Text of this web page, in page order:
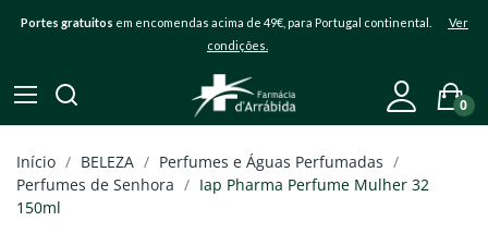
Portes gratuitos em encomendas acima de 49€, para Portugal continental. Ver
condições.
0
Início BELEZA
Perfumes e Águas Perfumadas
Perfumes de Senhora
Iap Pharma Perfume Mulher 32
150ml